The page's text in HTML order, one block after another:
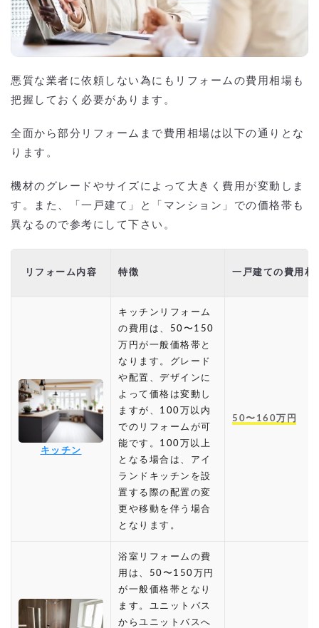
悪質な業者に依頼しない為にもリフォームの費用相場も
把握しておく必要があります。
全面から部分リフォームまで費用相場は以下の通りとな
ります。
機材のグレードやサイズによって大きく費用が変動しま
す。また、「一戸建て」と「マンション」での価格帯も
異なるので参考にして下さい。
リフォーム内容 特徴 一戸建ての費用相
キッチン
キッチンリフォーム
の費用は、50〜150
万円が一般価格帯と
なります。グレード
や配置、デザインに
よって価格は変動し
ますが、100万以内
でのリフォームが可
能です。100万以上
となる場合は、アイ
ランドキッチンを設
置する際の配置の変
更や移動を伴う場合
となります。
50〜160万円
浴室リフォームの費
用は、50〜150万円
が一般価格帯となり
ます。ユニットバス
からユニットバスへ